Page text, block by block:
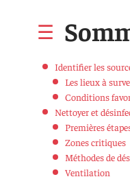
Identifier les
Les lieux à
Conditions
Nettoyer et
Premières
Zones critiques
Méthodes de
Ventilation